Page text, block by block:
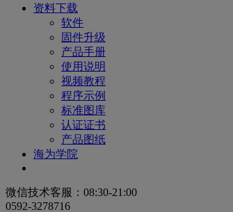
资料下载
软件
固件升级
产品手册
使用说明
视频教程
程序示例
标准图库
认证证书
产品图纸
海为学院
微信技术客服：08:30-21:00
0592-3278716